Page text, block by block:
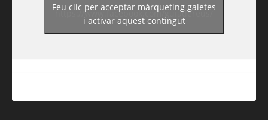
https://www.facebook.com/guiadereus/
Feu clic per acceptar màrqueting galetes
i activar aquest contingut